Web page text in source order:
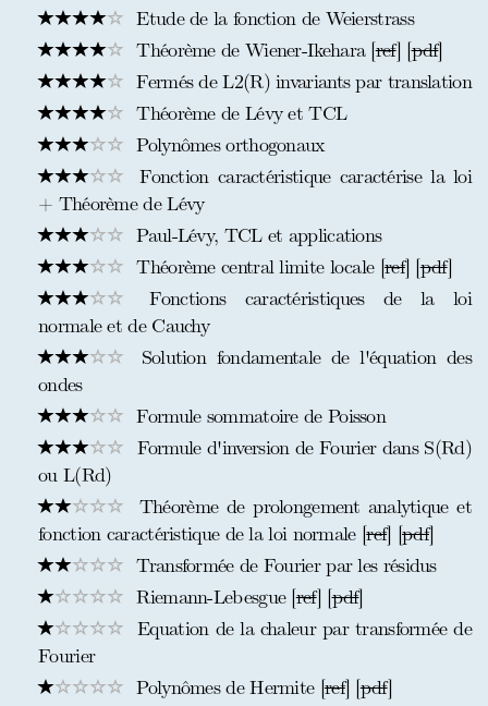
Etude de la fonction de Weierstrass
Théorème de Wiener-Ikehara [ref] [pdf]
Fermés de L2(R) invariants par translation
Théorème de Lévy et TCL
Polynômes orthogonaux
Fonction caractéristique caractérise la loi
+ Théorème de Lévy
Paul-Lévy, TCL et applications
Théorème central limite locale [ref] [pdf]
Fonctions caractéristiques de la loi
normale et de Cauchy
Solution fondamentale de l'équation des
ondes
Formule sommatoire de Poisson
Formule d'inversion de Fourier dans S(Rd)
ou L(Rd)
Théorème de prolongement analytique et
fonction caractéristique de la loi normale [ref] [pdf]
Transformée de Fourier par les résidus
Riemann-Lebesgue [ref] [pdf]
Equation de la chaleur par transformée de
Fourier
Polynômes de Hermite [ref] [pdf]